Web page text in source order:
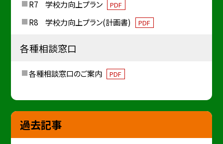
R7 学校力向上プラン PDF
R8 学校力向上プラン(計画書) PDF
各種相談窓口
各種相談窓口のご案内 PDF
過去記事